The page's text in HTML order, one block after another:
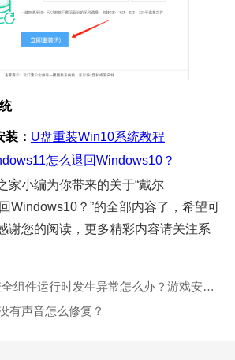
装： U盘重装Win10系统教程
小编为你带来的关于“戴尔
Windows10？”的全部内容了，希望可
谢您的阅读，更多精彩内容请关注系
上一篇：腾讯游戏安全组件运行时发生异常怎么办？游戏安全组件运行时发生异常的解决方法
有声音怎么修复？